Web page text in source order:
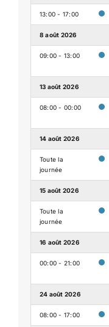
13:00 - 17:00
8 août 2026
09:00 - 13:00
13 août 2026
08:00 - 00:00
14 août 2026
Toute la
journée
15 août 2026
Toute la
journée
16 août 2026
00:00 - 21:00
24 août 2026
08:00 - 17:00